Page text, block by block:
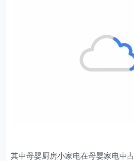
其中母婴厨房小家电在母婴家电中